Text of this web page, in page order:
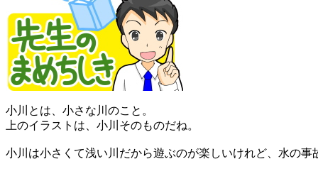
小川とは、小さな川のこと。
上のイラストは、小川そのものだね。
小川は小さくて浅い川だから遊ぶのが楽しいけれど、水の